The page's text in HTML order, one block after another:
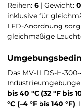
Reihen: 6 | Gewicht:
inklusive für
LED-Anordnung
gleichmäßige
Das MV-LLDS-H-
bis 40 °C (32 °F bis
°C (–4 °F bis 140 °F),